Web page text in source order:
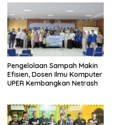
Pengelolaan Sampah Makin
Efisien, Dosen Ilmu Komputer
UPER Kembangkan Netrash